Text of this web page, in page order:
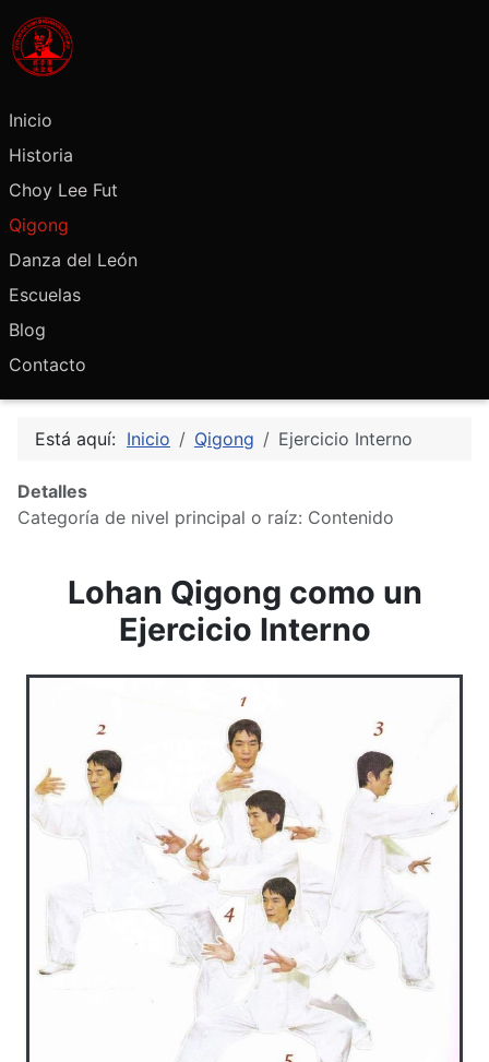
Inicio
Historia
Choy Lee Fut
Qigong
Danza del León
Escuelas
Blog
Contacto
Está aquí: Inicio Qigong Ejercicio Interno
Detalles
Categoría de nivel principal o raíz: Contenido
Lohan Qigong como un
Ejercicio Interno